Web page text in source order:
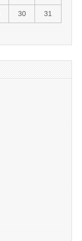
30
31